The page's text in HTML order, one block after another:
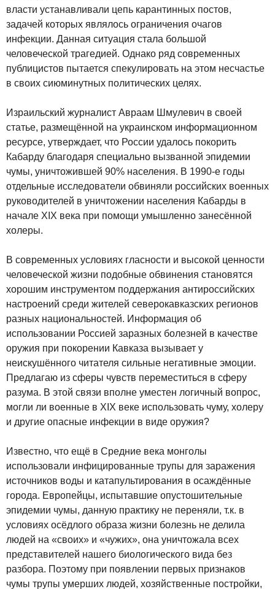
власти устанавливали цепь карантинных постов,
задачей которых являлось ограничения очагов
инфекции. Данная ситуация стала большой
человеческой трагедией. Однако ряд современных
публицистов пытается спекулировать на этом несчастье
в своих сиюминутных политических целях.
Израильский журналист Авраам Шмулевич в своей
статье, размещённой на украинском информационном
ресурсе, утверждает, что России удалось покорить
Кабарду благодаря специально вызванной эпидемии
чумы, уничтожившей 90% населения. В 1990-е годы
отдельные исследователи обвиняли российских военных
руководителей в уничтожении населения Кабарды в
начале XIX века при помощи умышленно занесённой
холеры.
В современных условиях гласности и высокой ценности
человеческой жизни подобные обвинения становятся
хорошим инструментом поддержания антироссийских
настроений среди жителей северокавказских регионов
разных национальностей. Информация об
использовании Россией заразных болезней в качестве
оружия при покорении Кавказа вызывает у
неискушённого читателя сильные негативные эмоции.
Предлагаю из сферы чувств переместиться в сферу
разума. В этой связи вполне уместен логичный вопрос,
могли ли военные в XIX веке использовать чуму, холеру
и другие опасные инфекции в виде оружия?
Известно, что ещё в Средние века монголы
использовали инфицированные трупы для заражения
источников воды и катапультирования в осаждённые
города. Европейцы, испытавшие опустошительные
эпидемии чумы, данную практику не переняли, т.к. в
условиях осёдлого образа жизни болезнь не делила
людей на «своих» и «чужих», она уничтожала всех
представителей нашего биологического вида без
разбора. Поэтому при появлении первых признаков
чумы трупы умерших людей, хозяйственные постройки,